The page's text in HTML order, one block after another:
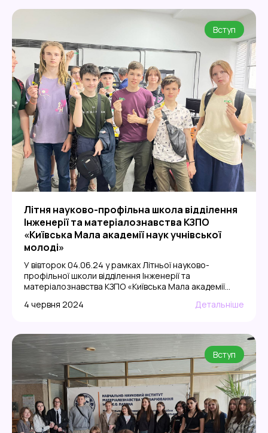
Вступ
Літня науково-профільна школа відділення
Інженерії та матеріалознавства КЗПО
«Київська Мала академії наук учнівської
молоді»
У вівторок 04.06.24 у рамках Літньої науково-
профільної школи відділення Інженерії та
матеріалознавства КЗПО «Київська Мала академії
високотемпературних матеріалів провела майстер-
надрукувати виріб на 3D принтері. Додому всі
повернулись з маленькими сувенірами). За
організацію заходу дякуємо: […]
4 червня 2024 Детальніше
Вступ